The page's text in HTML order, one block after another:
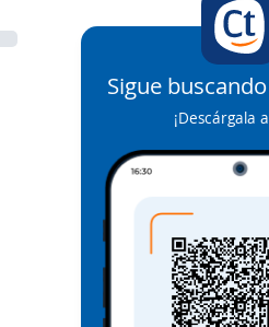
Sigue buscando
¡Descárgala